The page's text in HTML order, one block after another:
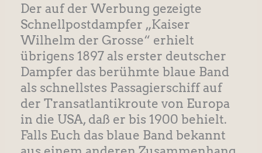
Der auf der Werbung gezeigte
Schnellpostdampfer „Kaiser
Wilhelm der Grosse“ erhielt
übrigens 1897 als erster deutscher
Dampfer das berühmte blaue Band
als schnellstes Passagierschiff auf
der Transatlantikroute von Europa
in die USA, daß er bis 1900 behielt.
Falls Euch das blaue Band bekannt